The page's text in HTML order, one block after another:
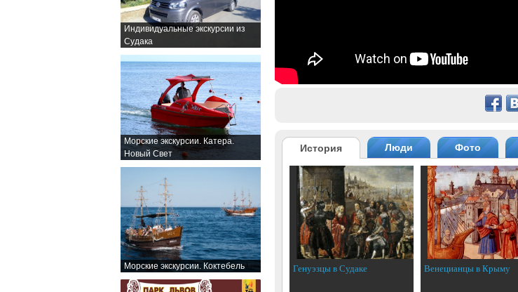
Индивидуальные экскурсии из
Судака
Морские экскурсии. Катера.
Новый Свет
Морские экскурсии. Коктебель
История Люди Фото
Генуэзцы в Судаке Венецианцы в Крыму